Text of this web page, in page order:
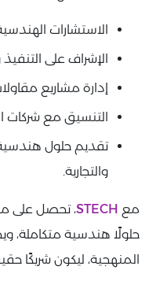
الاستشارات
الإشراف على
إدارة مشاريع
التنسيق مع شركات
تقديم حلول
والتجارية.
مع STECH، تحصل على
حلولًا هندسية متكاملة،
المنهجية، ليكون شريكًا